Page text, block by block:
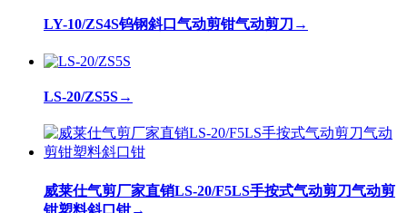
LY-10/ZS4S钨钢斜口气动剪钳气动剪刀 →
LS-20/ZS5S→
威莱仕气剪厂家直销LS-20/F5LS手按式气动剪刀气动剪
钳塑料斜口钳→